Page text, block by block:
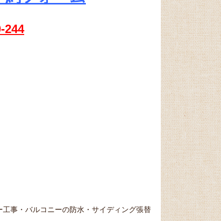
244
事・バルコニーの防水・サイディング張替